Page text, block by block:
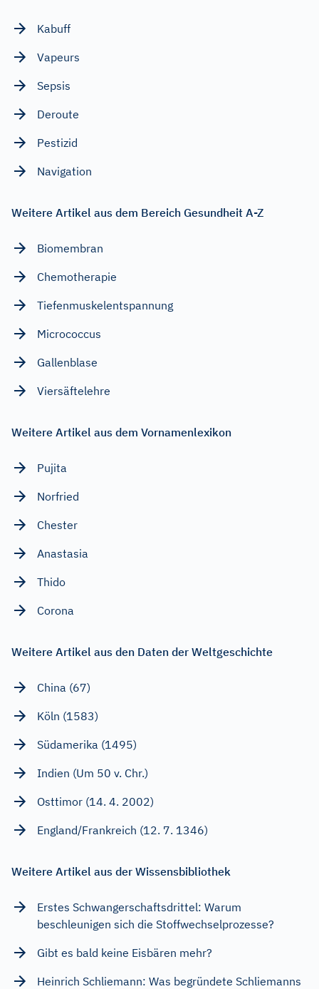
Kabuff
Vapeurs
Sepsis
Deroute
Pestizid
Navigation
Weitere Artikel aus dem Bereich Gesundheit A-Z
Biomembran
Chemotherapie
Tiefenmuskelentspannung
Micrococcus
Gallenblase
Viersäftelehre
Weitere Artikel aus dem Vornamenlexikon
Pujita
Norfried
Chester
Anastasia
Thido
Corona
Weitere Artikel aus den Daten der Weltgeschichte
China (67)
Köln (1583)
Südamerika (1495)
Indien (Um 50 v. Chr.)
Osttimor (14. 4. 2002)
England/Frankreich (12. 7. 1346)
Weitere Artikel aus der Wissensbibliothek
Erstes Schwangerschaftsdrittel: Warum
beschleunigen sich die Stoffwechselprozesse?
Gibt es bald keine Eisbären mehr?
Heinrich Schliemann: Was begründete Schliemanns